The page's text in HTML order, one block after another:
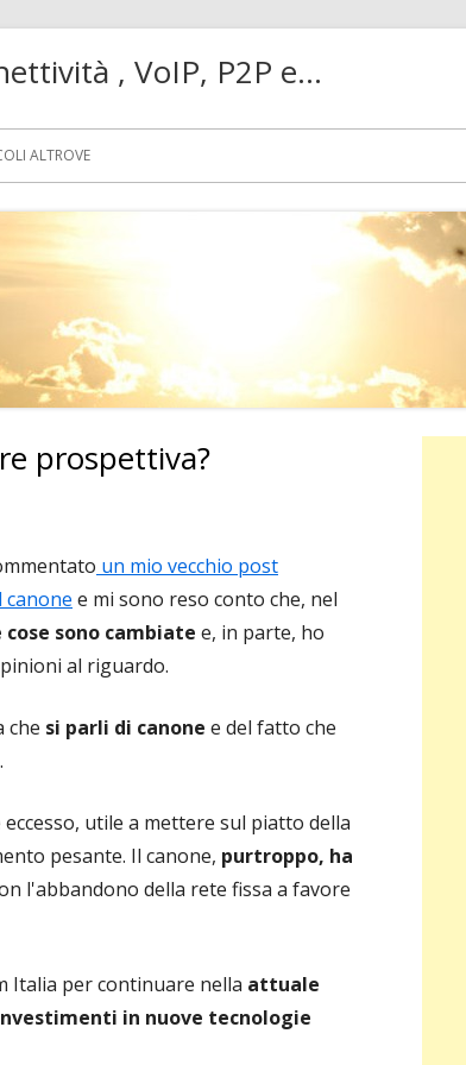
, VoIP, P2P e…
ALTROVE
prospettiva?
un mio vecchio post
e mi sono reso conto che, nel
sono cambiate e, in parte, ho
al riguardo.
che si parli di canone e del fatto che
utile a mettere sul piatto della
pesante. Il canone, purtroppo, ha
l'abbandono della rete fissa a favore
Italia per continuare nella attuale
in nuove tecnologie